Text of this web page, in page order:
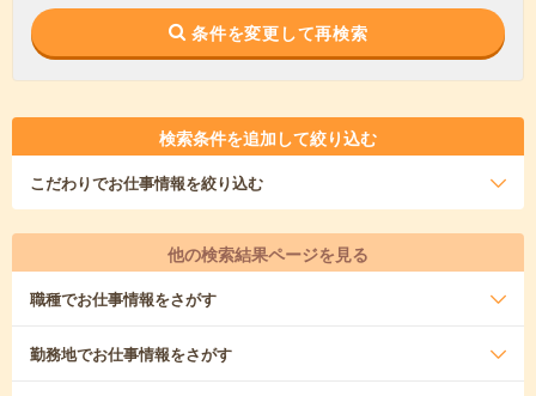
条件を変更して再検索
検索条件を追加して絞り込む
こだわりでお仕事情報を絞り込む
他の検索結果ページを見る
職種でお仕事情報をさがす
勤務地でお仕事情報をさがす